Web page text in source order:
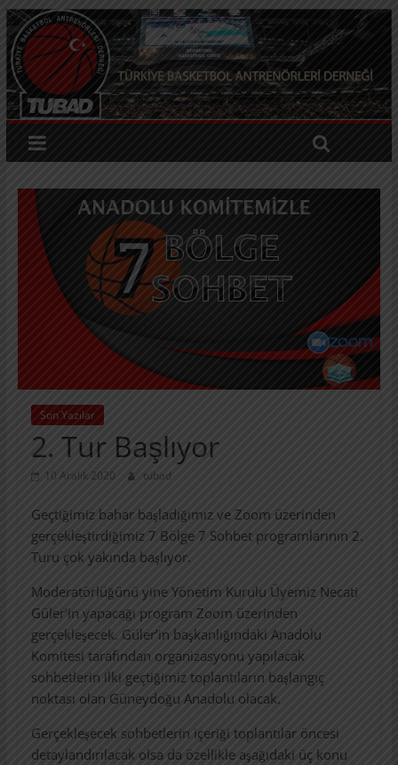
Son Yazılar
2. Tur Başlıyor
10 Aralık 2020 tubad
Geçtiğimiz bahar başladığımız ve Zoom üzerinden
gerçekleştirdiğimiz 7 Bölge 7 Sohbet programlarının 2.
Turu çok yakında başlıyor.
Moderatörlüğünü yine Yönetim Kurulu Üyemiz Necati
Güler’in yapacağı program Zoom üzerinden
gerçekleşecek. Güler’in başkanlığındaki Anadolu
Komitesi tarafından organizasyonu yapılacak
sohbetlerin ilki geçtiğimiz toplantıların başlangıç
noktası olan Güneydoğu Anadolu olacak.
Gerçekleşecek sohbetlerin içeriği toplantılar öncesi
detaylandırılacak olsa da özellikle aşağıdaki üç konu